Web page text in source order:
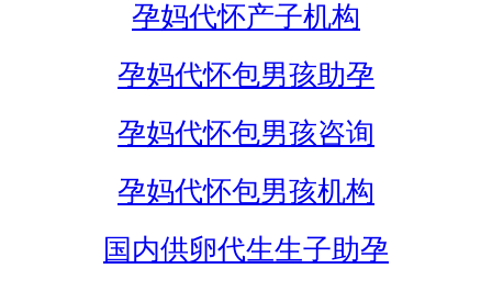
孕妈代怀产子机构
孕妈代怀包男孩助孕
孕妈代怀包男孩咨询
孕妈代怀包男孩机构
国内供卵代生生子助孕